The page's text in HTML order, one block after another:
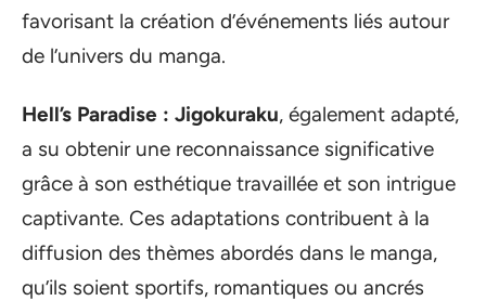
favorisant la création d’événements liés autour
de l’univers du manga.
Hell’s Paradise : Jigokuraku, également adapté,
a su obtenir une reconnaissance significative
grâce à son esthétique travaillée et son intrigue
captivante. Ces adaptations contribuent à la
diffusion des thèmes abordés dans le manga,
qu’ils soient sportifs, romantiques ou ancrés